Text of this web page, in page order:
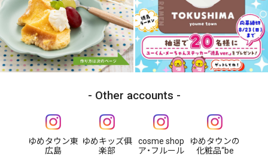
Other accounts
ゆめタウン東
広島
ゆめキッズ俱
楽部
cosme shop
ア・フルール
ゆめタウンの
化粧品“be